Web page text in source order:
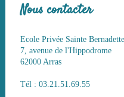
Nous contacter
Ecole Privée Sainte Bernadette
7, avenue de l'Hippodrome
62000 Arras
Tél : 03.21.51.69.55